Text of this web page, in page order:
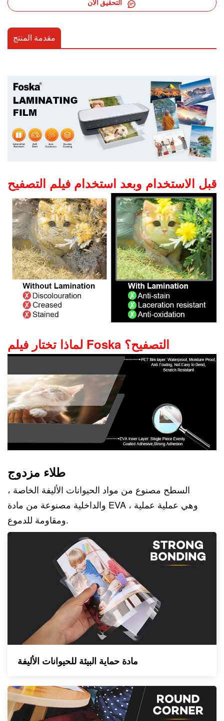
مقدمة المنتج
قبل الاستخدام وبعد استخدام فيلم التصفيح
لماذا تختار فيلم Foska التصفيح؟
طلاء مزدوج
السطح مصنوع من مواد الحيوانات الأليفة الخاصة ،
والداخلية مصنوعة من مادة EVA ، وهي عملية عملية
ومقاومة للدموع.
مادة حماية البيئة للحيوانات الأليفة